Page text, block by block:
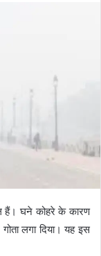
हैं। घने कोहरे के कारण
लगा दिया। यह इस